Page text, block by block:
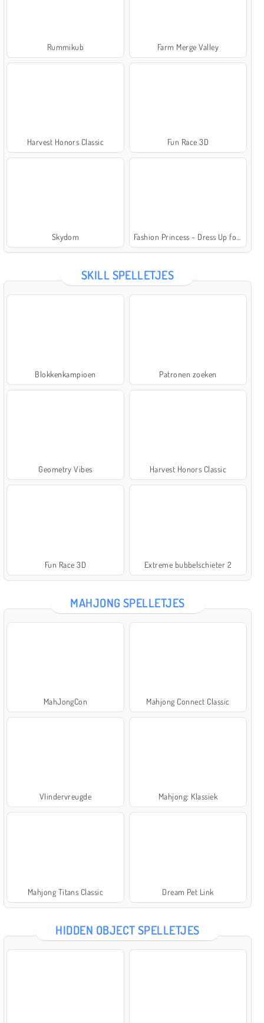
Rummikub Farm Merge Valley
Harvest Honors Classic Fun Race 3D
Skydom Fashion Princess - Dress Up for Girls
SKILL SPELLETJES
Blokkenkampioen Patronen zoeken
Geometry Vibes Harvest Honors Classic
Fun Race 3D Extreme bubbelschieter 2
MAHJONG SPELLETJES
MahJongCon Mahjong Connect Classic
Vlindervreugde Mahjong: Klassiek
Mahjong Titans Classic Dream Pet Link
HIDDEN OBJECT SPELLETJES